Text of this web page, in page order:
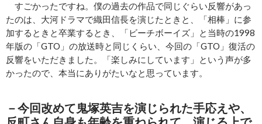
すごかったですね。僕の過去の作品で同じぐらい反響があっ
たのは、大河ドラマで織田信長を演じたときと、「相棒」に参
加するときと卒業するとき、「ビーチボーイズ」と当時の1998
年版の「GTO」の放送時と同じくらい、今回の「GTO」復活の
反響をいただきました。「楽しみにしています」という声が多
かったので、本当にありがたいなと思っています。
－今回改めて鬼塚英吉を演じられた手応えや、